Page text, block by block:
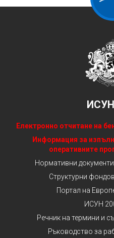
Електронно отчитане на
Информация за
оперативните
Нормативни
Структурни
Портал на
ИСУН
Речник на термини и
Ръководство за